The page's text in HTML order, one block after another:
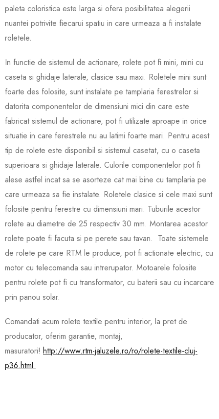
paleta coloristica este larga si ofera posibilitatea alegerii
nuantei potrivite fiecarui spatiu in care urmeaza a fi instalate
roletele.
In functie de sistemul de actionare, rolete pot fi mini, mini cu
caseta si ghidaje laterale, clasice sau maxi. Roletele mini sunt
foarte des folosite, sunt instalate pe tamplaria ferestrelor si
datorita componentelor de dimensiuni mici din care este
fabricat sistemul de actionare, pot fi utilizate aproape in orice
situatie in care ferestrele nu au latimi foarte mari. Pentru acest
tip de rolete este disponibil si sistemul casetat, cu o caseta
superioara si ghidaje laterale. Culorile componentelor pot fi
alese astfel incat sa se asorteze cat mai bine cu tamplaria pe
care urmeaza sa fie instalate. Roletele clasice si cele maxi sunt
folosite pentru ferestre cu dimensiuni mari. Tuburile acestor
rolete au diametre de 25 respectiv 30 mm. Montarea acestor
rolete poate fi facuta si pe perete sau tavan. Toate sistemele
de rolete pe care RTM le produce, pot fi actionate electric, cu
motor cu telecomanda sau intrerupator. Motoarele folosite
pentru rolete pot fi cu transformator, cu baterii sau cu incarcare
prin panou solar.
Comandati acum rolete textile pentru interior, la pret de
producator, oferim garantie, montaj,
masuratori! http://www.rtm-jaluzele.ro/ro/rolete-textile-cluj-
p36.html